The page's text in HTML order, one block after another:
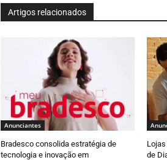
Artigos relacionados
Anunciantes
Bradesco consolida estratégia de
tecnologia e inovação em
de